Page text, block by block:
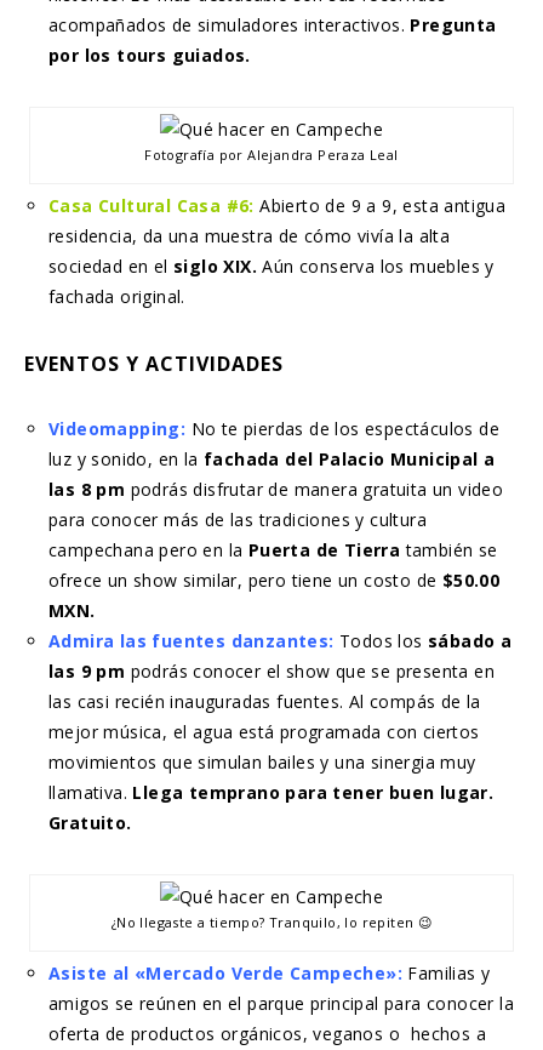
acompañados de simuladores interactivos. Pregunta
por los tours guiados.
Fotografía por Alejandra Peraza Leal
Casa Cultural Casa #6:Abierto de 9 a 9, esta antigua
residencia, da una muestra de cómo vivía la alta
sociedad en el siglo XIX. Aún conserva los muebles y
fachada original.
EVENTOS Y ACTIVIDADES
Videomapping: No te pierdas de los espectáculos de
luz y sonido, en la fachada del Palacio Municipal a
las 8 pm podrás disfrutar de manera gratuita un video
para conocer más de las tradiciones y cultura
campechana pero en la Puerta de Tierratambién se
ofrece un show similar, pero tiene un costo de $50.00
MXN.
Admira las fuentes danzantes: Todos los sábado a
las 9 pm podrás conocer el show que se presenta en
las casi recién inauguradas fuentes. Al compás de la
mejor música, el agua está programada con ciertos
movimientos que simulan bailes y una sinergia muy
llamativa. Llega temprano para tener buen lugar.
Gratuito.
¿No llegaste a tiempo? Tranquilo, lo repiten 😉
Asiste al «Mercado Verde Campeche»: Familias y
amigos se reúnen en el parque principal para conocer la
oferta de productos orgánicos, veganos o hechos a